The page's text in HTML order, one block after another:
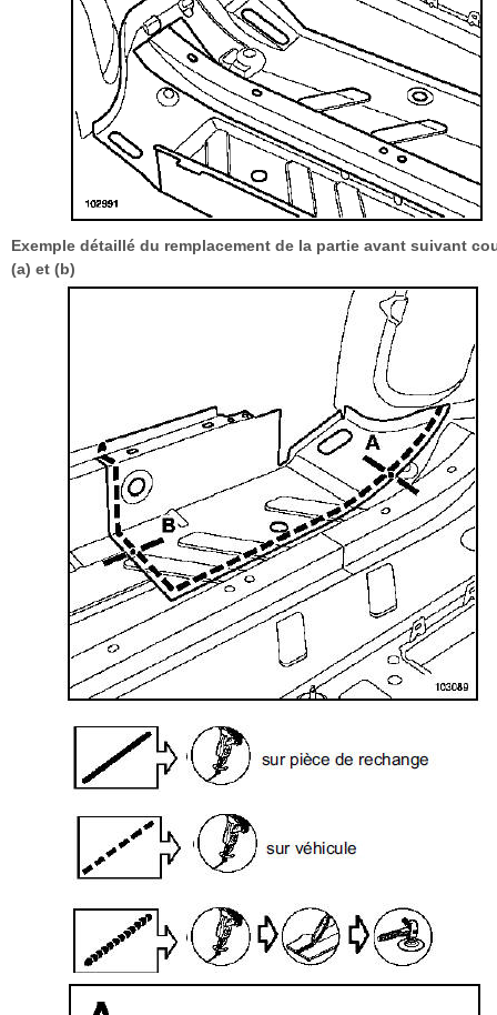
Exemple détaillé du remplacement de la partie avant suivant
(a) et (b)